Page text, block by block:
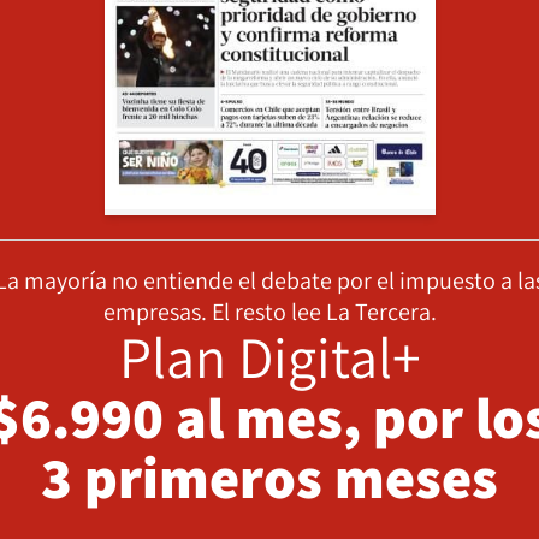
mayoría no entiende el debate por el impuesto a
empresas. El resto lee La Tercera.
Plan Digital+
al mes, por
3 primeros meses